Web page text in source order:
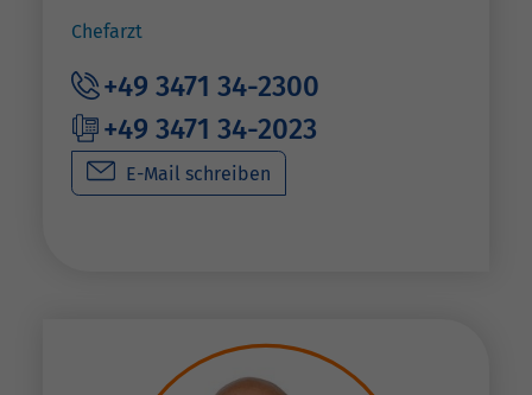
Chefarzt
+49 3471 34-2300
+49 3471 34-2023
E-Mail schreiben